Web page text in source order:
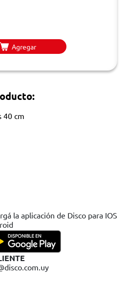
Agregar
40 cm
la aplicación de Disco para IOS